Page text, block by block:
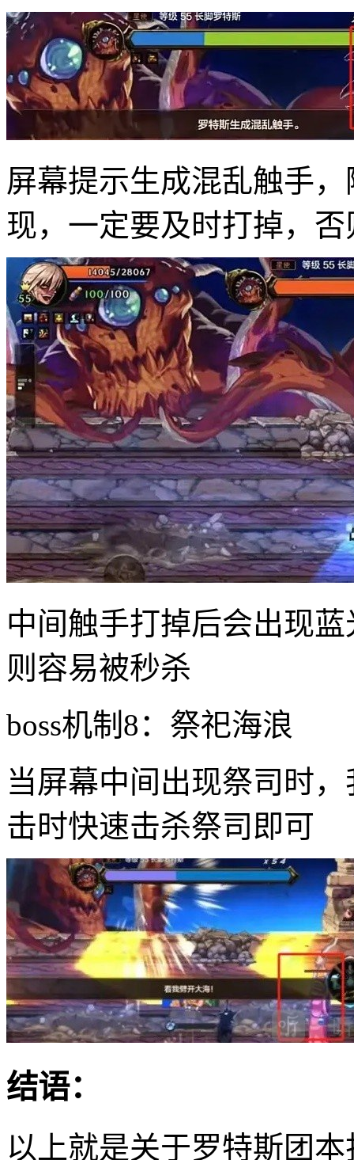
屏幕提示生成混乱触手
现，一定要及时打掉，
中间触手打掉后会出现
则容易被秒杀
boss机制8：祭祀海浪
当屏幕中间出现祭司时
击时快速击杀祭司即可
结语：
以上就是关于罗特斯团